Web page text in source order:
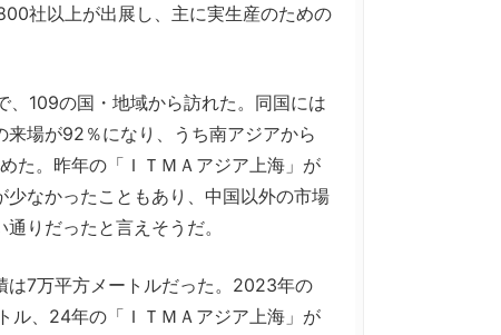
社以上が出展し、主に実生産のための
109の国・地域から訪れた。同国には
場が92％になり、うち南アジアから
た。昨年の「ＩＴＭＡアジア上海」が
なかったこともあり、中国以外の市場
りだったと言えそうだ。
7万平方メートルだった。2023年の
ル、24年の「ＩＴＭＡアジア上海」が